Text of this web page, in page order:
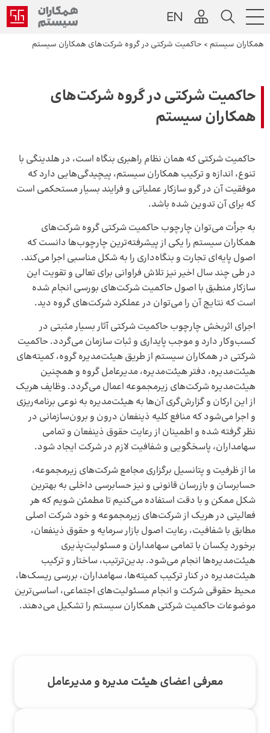
همکاران سیستم > حاکمیت شرکتی در گروه شرکت‌های همکاران سیستم
حاکمیت شرکتی در گروه شرکت‌های
همکاران سیستم
حاکمیت شرکتی که همان نظام راهبری بنگاه است، در هلدینگی با
تنوع، اندازه و ترکیب همکاران سیستم، پیچیدگی‌هایی دارد که
موفقیت آن در گرو سازکار عملیاتی و فرایند بسیار مستحکمی است
که برای آن تدوین شده باشد.
به جرأت می‌توان چارچوب حاکمیت شرکتی گروه شرکت‌های
همکاران سیستم را یکی از پیشرفته‌ترین چارچوب‌ها دانست که
اصول پایه‌ای تجارت و بنگاه‌داری را به شکل مناسبی اجرا می‌کند.
در طی چند سال اخیر نیز تلاش فراوانی برای تعالی و تقویت این
سازکار منطبق با اصول حاکمیت شرکت‌های بورسی انجام شده
است که نتایج آن را می‌توان در عملکرد شرکت‌های گروه دید.
اجرای اثربخش چارچوب حاکمیت شرکتی آثار بسیار مثبتی در
کسب‌و‌کار دارد و موجب پایداری و ثبات سازمان می‌گردد. حاکمیت
شرکتی در همکاران سیستم از طریق هیئت‌مدیره گروه، کمیته‌های
هیئت‌مدیره، دفتر هیئت‌مدیره، مدیرعامل گروه و همچنین
هیئت‌مدیره شرکت‌های زیرمجموعه اعمال می‌گردد. وظایف هریک
از این ارکان و گزارش‌گری آن‌ها به هیئت‌مدیره به نوعی برنامه‌ریزی
و اجرا می‌شود که منافع کلیه ذینفعان درون‌ و برون‌سازمانی در
نظر گرفته شده و اطمینان از رعایت حقوق ذینفعان و تمامی
سهامداران، پاسخگویی و شفافیت لازم در شرکت ایجاد شود.
ما از ظرفیت و پتانسیل برگزاری مجامع شرکت‌های زیرمجموعه،
حسابرسان و بازرسان قانونی و نیز حسابرسی داخلی به بهترین
شکل ممکن و با دقت استفاده می‌کنیم تا مطمئن شویم که هر
فعالیتی در هریک از شرکت‌های زیرمجموعه و خود شرکت اصلی
مطابق با شفافیت، رعایت اصول بازار سرمایه و حقوق ذینفعان،
برخورد یکسان با تمامی سهامداران و مسئولیت‌پذیری
هیئت‌مدیره‌ها انجام می‌شود. بدین‌ترتیب، ساختار و ترکیب
هیئت‌مدیره در کنار ترکیب کمیته‌ها، سهامداران، بررسی ریسک‌ها،
محیط حقوقی شرکت و انجام مسئولیت‌های اجتماعی، اساسی‌ترین
موضوعات حاکمیت شرکتی همکاران سیستم را تشکیل می‌دهند.
معرفی اعضای هیئت مدیره و مدیرعامل